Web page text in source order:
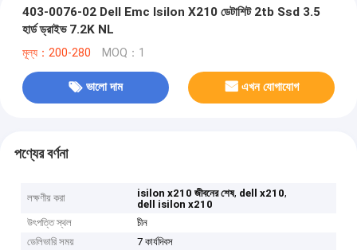
403-0076-02 Dell Emc Isilon X210 ডেটাশিট 2tb Ssd 3.5
হার্ড ড্রাইভ 7.2K NL
মূল্য：200-280 MOQ：1
ভালো দাম এখন যোগাযোগ
পণ্যের বর্ণনা
লক্ষণীয় করা isilon x210 জীবনের শেষ, dell x210,
dell isilon x210
উৎপত্তি স্থল
চীন
ডেলিভারি সময়
7 কার্যদিবস